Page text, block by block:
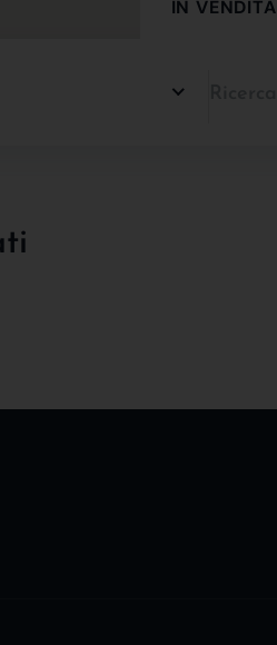
IN VENDITA